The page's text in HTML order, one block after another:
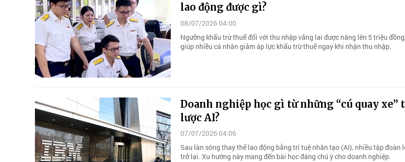
lao động được gì?
08/07/2026 04:00
Ngưỡng khấu trừ thuế đối với thu nhập vãng lai được nâng lên 5 triệu
giúp nhiều cá nhân giảm áp lực khấu trừ thuế ngay khi nhận thu nhập.
Doanh nghiệp học gì từ những “cú quay xe”
lược AI?
07/07/2026 04:06
Sau làn sóng thay thế lao động bằng trí tuệ nhân tạo (AI), nhiều tập đoàn
trở lại. Xu hướng này mang đến bài học đáng chú ý cho doanh nghiệp.